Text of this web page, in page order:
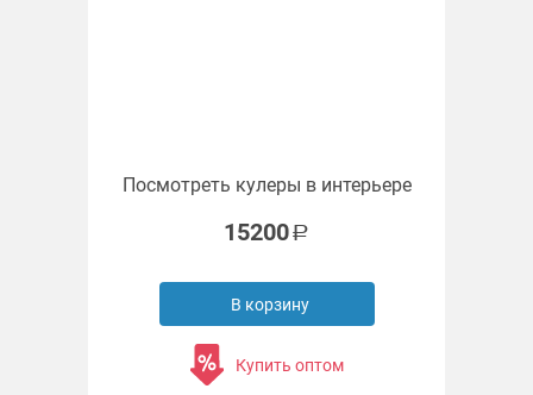
Посмотреть кулеры в интерьере
15200
В корзину
Купить оптом